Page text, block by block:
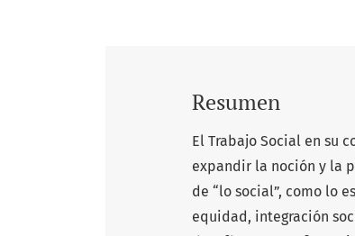
Resumen
El Trabajo Social en su
expandir la noción y la
de “lo social”, como lo
equidad, integración